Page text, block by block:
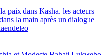
paix dans Kasha, les acteurs
la main après un dialogue